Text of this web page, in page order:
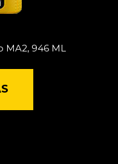
MA2, 946 ML